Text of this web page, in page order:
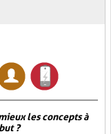
les concepts à
?